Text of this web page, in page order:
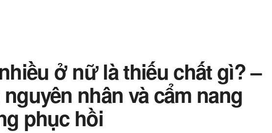
ở nữ là thiếu chất gì? –
nhân và cẩm nang
phục hồi